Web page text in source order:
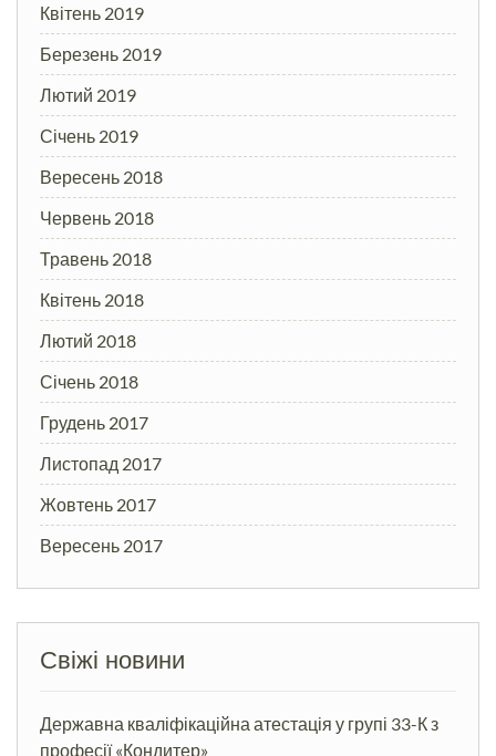
Квітень 2019
Березень 2019
Лютий 2019
Січень 2019
Вересень 2018
Червень 2018
Травень 2018
Квітень 2018
Лютий 2018
Січень 2018
Грудень 2017
Листопад 2017
Жовтень 2017
Вересень 2017
Свіжі новини
Державна кваліфікаційна атестація у групі 33-К з
професії «Кондитер»